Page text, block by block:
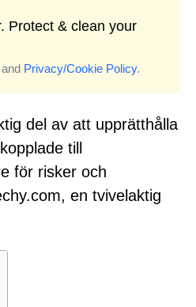
Protect & clean your
Privacy/Cookie Policy.
del av att upprätthålla
till
för risker och
en tvivelaktig